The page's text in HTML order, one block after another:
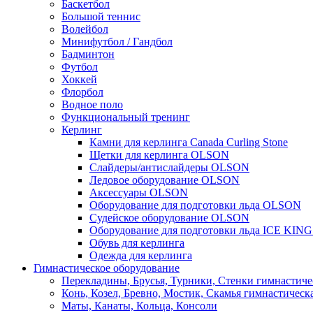
Баскетбол
Большой теннис
Волейбол
Минифутбол / Гандбол
Бадминтон
Футбол
Хоккей
Флорбол
Водное поло
Функциональный тренинг
Керлинг
Камни для керлинга Canada Curling Stone
Щетки для керлинга OLSON
Слайдеры/антислайдеры OLSON
Ледовое оборудование OLSON
Аксессуары OLSON
Оборудование для подготовки льда OLSON
Судейское оборудование OLSON
Оборудование для подготовки льда ICE
Обувь для керлинга
Одежда для керлинга
Гимнастическое оборудование
Перекладины, Брусья, Турники, Стенки
Конь, Козел, Бревно, Мостик, Скамья
Маты, Канаты, Кольца, Консоли